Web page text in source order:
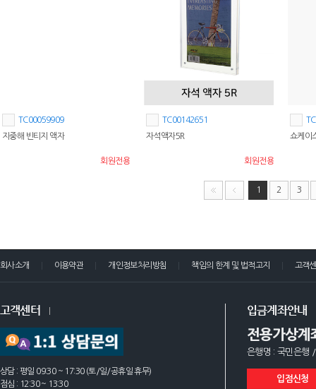
TC00059909
지중해 빈티지 액자
회원전용
TC00142651
자석액자5R
회원전용
쇼케이
1 2 3
회사소개 이용약관 개인정보처리방침 책임의 한계 및 법적고지 고객
고객센터
상담 : 평일 09:30 ~ 17:30 (토/일/공휴일 휴무)
점심 : 12:30 ~ 13:30
입금계좌안내
전용가상계
은행명 : 국민은행
입점신청